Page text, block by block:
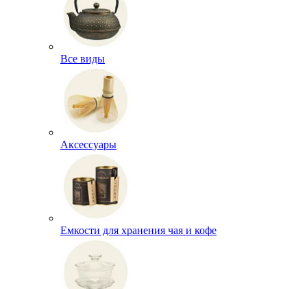
Все виды
Аксессуары
Емкости для хранения чая и кофе